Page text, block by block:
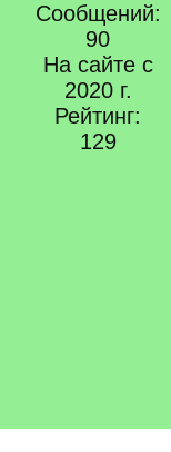
Сообщений:
90
На сайте с
2020 г.
Рейтинг:
129